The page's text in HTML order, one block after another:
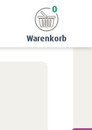
Warenkorb
0
Blüte